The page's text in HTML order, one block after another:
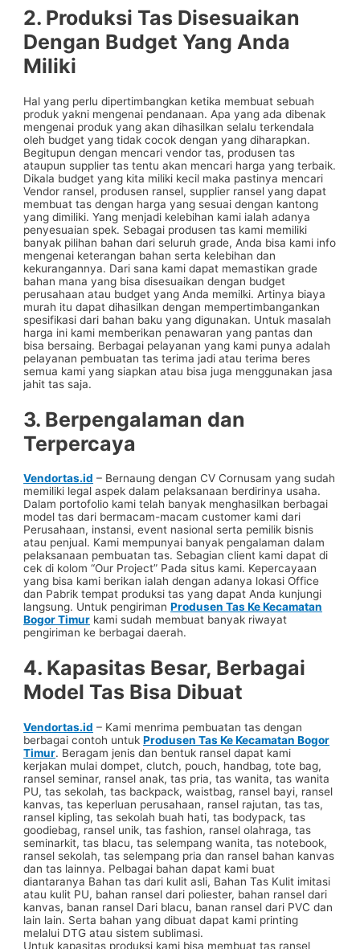
2. Produksi Tas Disesuaikan
Dengan Budget Yang Anda
Miliki
Hal yang perlu dipertimbangkan ketika membuat sebuah
produk yakni mengenai pendanaan. Apa yang ada dibenak
mengenai produk yang akan dihasilkan selalu terkendala
oleh budget yang tidak cocok dengan yang diharapkan.
Begitupun dengan mencari vendor tas, produsen tas
ataupun supplier tas tentu akan mencari harga yang terbaik.
Dikala budget yang kita miliki kecil maka pastinya mencari
Vendor ransel, produsen ransel, supplier ransel yang dapat
membuat tas dengan harga yang sesuai dengan kantong
yang dimiliki. Yang menjadi kelebihan kami ialah adanya
penyesuaian spek. Sebagai produsen tas kami memiliki
banyak pilihan bahan dari seluruh grade, Anda bisa kami info
mengenai keterangan bahan serta kelebihan dan
kekurangannya. Dari sana kami dapat memastikan grade
bahan mana yang bisa disesuaikan dengan budget
perusahaan atau budget yang Anda memilki. Artinya biaya
murah itu dapat dihasilkan dengan mempertimbangankan
spesifikasi dari bahan baku yang digunakan. Untuk masalah
harga ini kami memberikan penawaran yang pantas dan
bisa bersaing. Berbagai pelayanan yang kami punya adalah
pelayanan pembuatan tas terima jadi atau terima beres
semua kami yang siapkan atau bisa juga menggunakan jasa
jahit tas saja.
3. Berpengalaman dan
Terpercaya
Vendortas.id – Bernaung dengan CV Cornusam yang sudah
memiliki legal aspek dalam pelaksanaan berdirinya usaha.
Dalam portofolio kami telah banyak menghasilkan berbagai
model tas dari bermacam-macam customer kami dari
Perusahaan, instansi, event nasional serta pemilik bisnis
atau penjual. Kami mempunyai banyak pengalaman dalam
pelaksanaan pembuatan tas. Sebagian client kami dapat di
cek di kolom “Our Project” Pada situs kami. Kepercayaan
yang bisa kami berikan ialah dengan adanya lokasi Office
dan Pabrik tempat produksi tas yang dapat Anda kunjungi
langsung. Untuk pengirimanProdusen Tas Ke Kecamatan
Bogor Timur kami sudah membuat banyak riwayat
pengiriman ke berbagai daerah.
4. Kapasitas Besar, Berbagai
Model Tas Bisa Dibuat
Vendortas.id – Kami menrima pembuatan tas dengan
berbagai contoh untukProdusen Tas Ke Kecamatan Bogor
Timur. Beragam jenis dan bentuk ransel dapat kami
kerjakan mulai dompet, clutch, pouch, handbag, tote bag,
ransel seminar, ransel anak, tas pria, tas wanita, tas wanita
PU, tas sekolah, tas backpack, waistbag, ransel bayi, ransel
kanvas, tas keperluan perusahaan, ransel rajutan, tas tas,
ransel kipling, tas sekolah buah hati, tas bodypack, tas
goodiebag, ransel unik, tas fashion, ransel olahraga, tas
seminarkit, tas blacu, tas selempang wanita, tas notebook,
ransel sekolah, tas selempang pria dan ransel bahan kanvas
dan tas lainnya. Pelbagai bahan dapat kami buat
diantaranya Bahan tas dari kulit asli, Bahan Tas Kulit imitasi
atau kulit PU, bahan ransel dari poliester, bahan ransel dari
kanvas, banan ransel Dari blacu, banan ransel dari PVC dan
lain lain. Serta bahan yang dibuat dapat kami printing
melalui DTG atau sistem sublimasi.
Untuk kapasitas produksi kami bisa membuat tas ransel